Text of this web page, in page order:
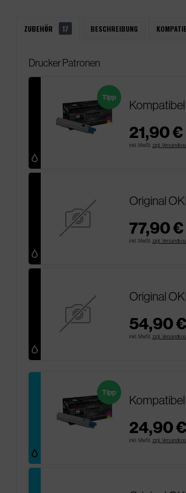
ZUBEHÖR 17 BESCHREIBUNG
Drucker Patronen
21,90 €
inkl. MwSt. zzgl.
Tipp
Original
77,90 €
inkl. MwSt. zzgl.
Original
54,90
inkl. MwSt. zzgl.
24,90
inkl. MwSt. zzgl.
Tipp